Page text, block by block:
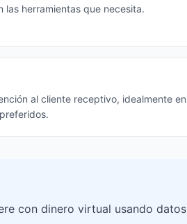
las herramientas que necesita.
al cliente receptivo, idealmente en
con dinero virtual usando datos